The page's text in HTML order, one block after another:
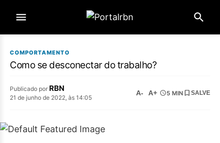
COMPORTAMENTO
Como se desconectar do trabalho?
Publicado por RBN
21 de junho de 2022, às 14:05
A- A+ 5 MIN SALVE